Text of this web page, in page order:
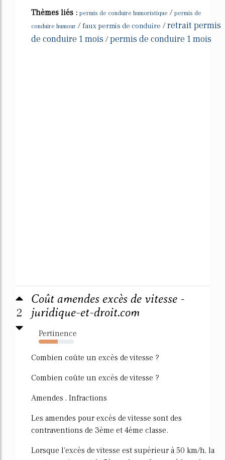
Thèmes liés : permis de conduire humoristique / permis de
conduire humour / faux permis de conduire /retrait permis
de conduire 1 mois /permis de conduire 1 mois
2
Coût amendes excès de vitesse -
juridique-et-droit.com
Pertinence
54%
Combien coûte un excès de vitesse ?
Combien coûte un excès de vitesse ?
Amendes , Infractions
Les amendes pour excès de vitesse sont des
contraventions de 3ème et 4ème classe.
Lorsque l'excès de vitesse est supérieur à 50 km/h, la